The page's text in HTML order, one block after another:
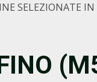
SELEZIONATE